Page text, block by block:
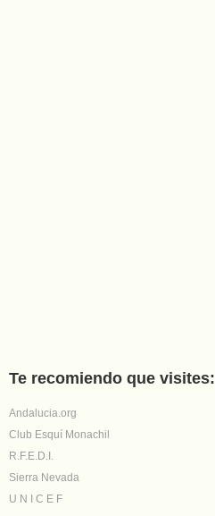
Te recomiendo que visites:
Andalucia.org
Club Esquí Monachil
R.F.E.D.I.
Sierra Nevada
U N I C E F